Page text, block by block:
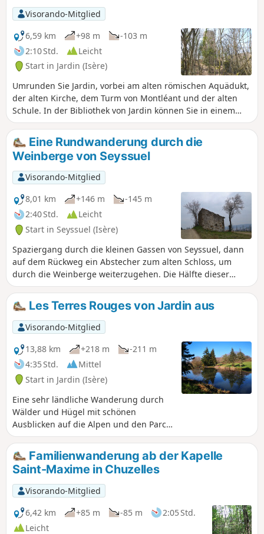
Visorando-Mitglied
6,59 km
+98 m
-103 m
2:10 Std.
Leicht
Start in Jardin (Isère)
Umrunden Sie Jardin, vorbei am alten römischen Aquädukt,
der alten Kirche, dem Turm von Montléant und der alten
Schule. In der Bibliothek von Jardin können Sie in einem
kleinen Buch mit dem Titel JARDIN AU CŒUR DU TEMPS
(Jardin im Herzen der Zeit) alle Sehenswürdigkeiten
entdecken und besser kennenlernen: die Aquädukte, den
Turm von Montléans, die beiden Kirchen, die alte Schule
und das ehemalige Waschhaus von Bérardier.
Eine Rundwanderung durch die
Weinberge von Seyssuel
Visorando-Mitglied
8,01 km
+146 m
-145 m
2:40 Std.
Leicht
Start in Seyssuel (Isère)
Spaziergang durch die kleinen Gassen von Seyssuel, dann
auf dem Rückweg ein Abstecher zum alten Schloss, um
durch die Weinberge weiterzugehen. Die Hälfte dieser
Strecke ist asphaltiert, aber Sie haben einige schöne
Ausblicke auf die Monts du Lyonnais, was diesen Teil
weniger lang erscheinen lässt.
Les Terres Rouges von Jardin aus
Visorando-Mitglied
13,88 km
+218 m
-211 m
4:35 Std.
Mittel
Start in Jardin (Isère)
Eine sehr ländliche Wanderung durch
Wälder und Hügel mit schönen
Ausblicken auf die Alpen und den Parc
du Pilat. :1: Achtung: Wanderung wird
derzeit geändert. Die Passage auf dem
(privaten) Weg vom (1) scheint Probleme
zu bereiten. In der Zwischenzeit: An der
Weggabelung, 400 m vor diesem WP (1),
rechts abbiegen (Chemin des Frères),
dann links auf die D167 und weiter
vorne wieder zum WP (2) zurückkehren.
Familienwanderung ab der Kapelle
Saint-Maxime in Chuzelles
Visorando-Mitglied
6,42 km
+85 m -85 m
2:05 Std.
Leicht